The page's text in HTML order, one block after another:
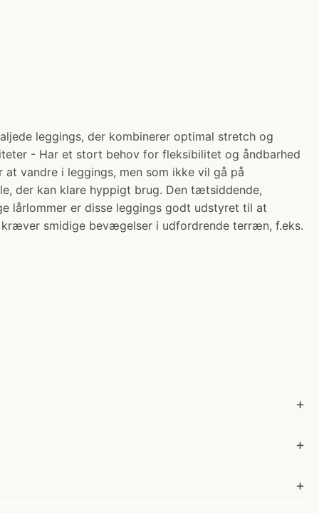
leggings, der kombinerer optimal stretch og
- Har et stort behov for fleksibilitet og åndbarhed
vandre i leggings, men som ikke vil gå på
der kan klare hyppigt brug. Den tætsiddende,
lårlommer er disse leggings godt udstyret til at
smidige bevægelser i udfordrende terræn, f.eks.